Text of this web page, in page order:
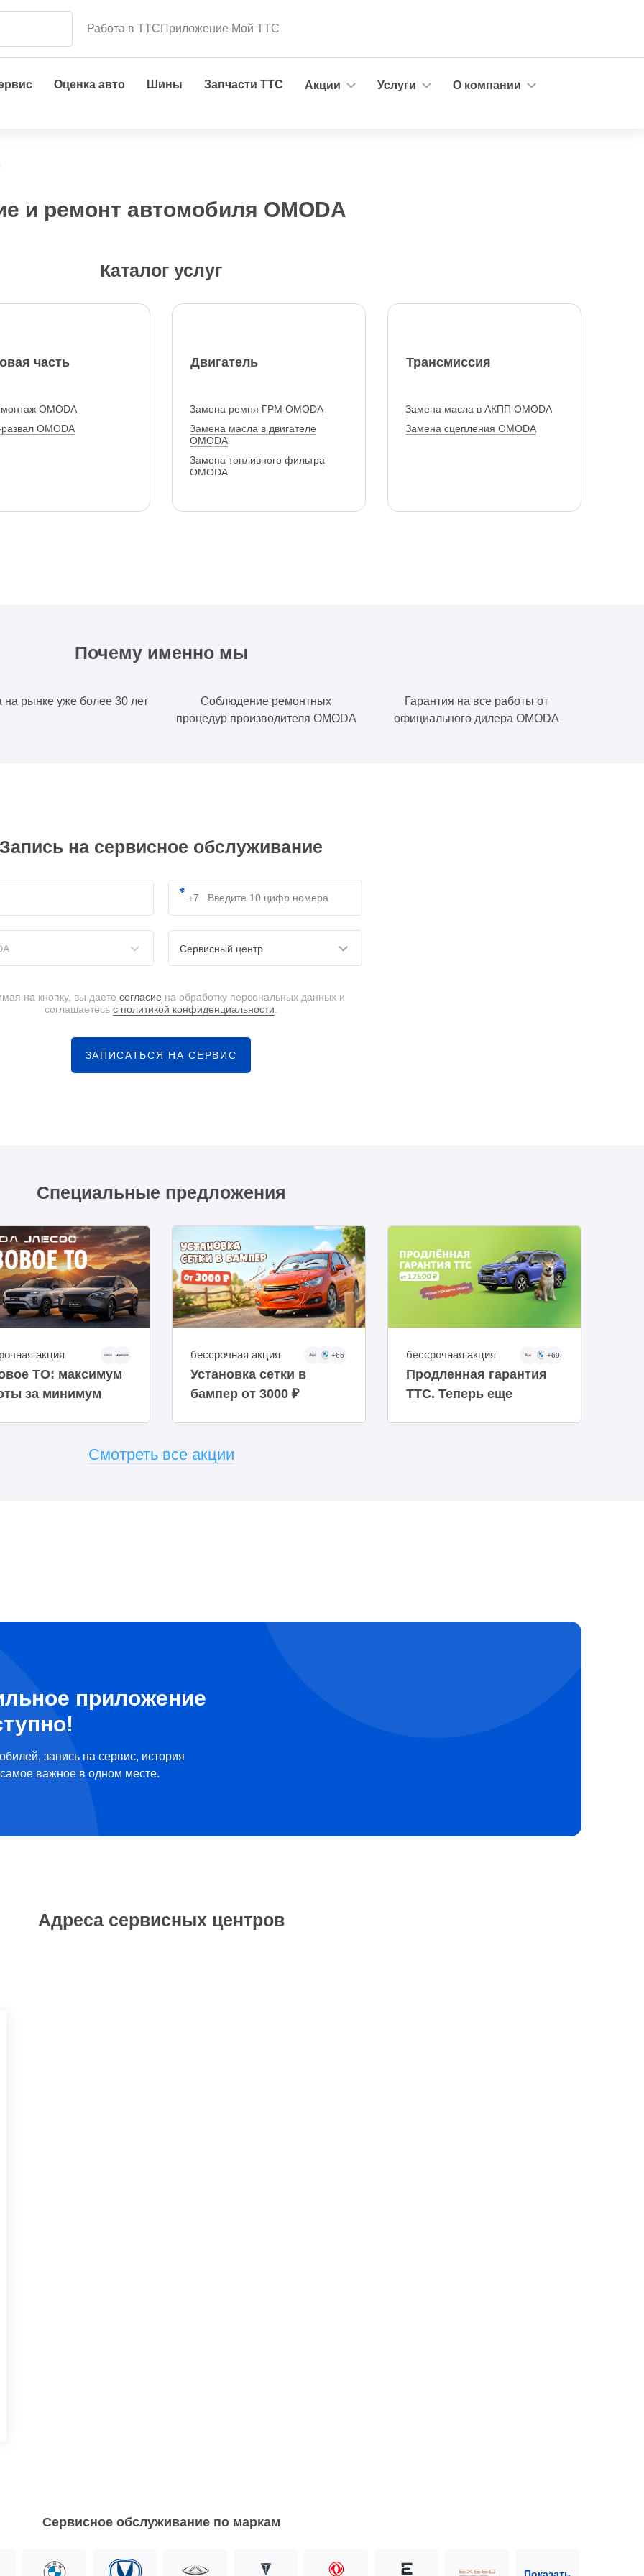
Работа в ТТСПриложение Мой ТТС
Оценка авто Шины Запчасти ТТС Акции Услуги О компании
и ремонт автомобиля OMODA
Каталог услуг
часть
OMODA
OMODA
Двигатель
Замена ремня ГРМ OMODA
Замена масла в двигателе
OMODA
Замена топливного фильтра
OMODA
Трансмиссия
Замена масла в АКПП OMODA
Замена сцепления OMODA
Почему именно мы
на рынке уже более 30 лет
Соблюдение ремонтных
процедур производителя OMODA
Гарантия на все работы от
официального дилера OMODA
Запись на сервисное обслуживание
Сервисный центр
на кнопку, вы даете согласие на обработку персональных данных и
соглашаетесь с политикой конфиденциальности
ЗАПИСАТЬСЯ НА СЕРВИС
Специальные предложения
акция
ТО: максимум
за минимум
бессрочная акция +66
Установка сетки в
бампер от 3000 ₽
бессрочная акция +69
Продленная гарантия
ТТС. Теперь еще
Смотреть все акции
приложение
запись на сервис, история
важное в одном месте.
Адреса сервисных центров
Сервисное обслуживание по маркам